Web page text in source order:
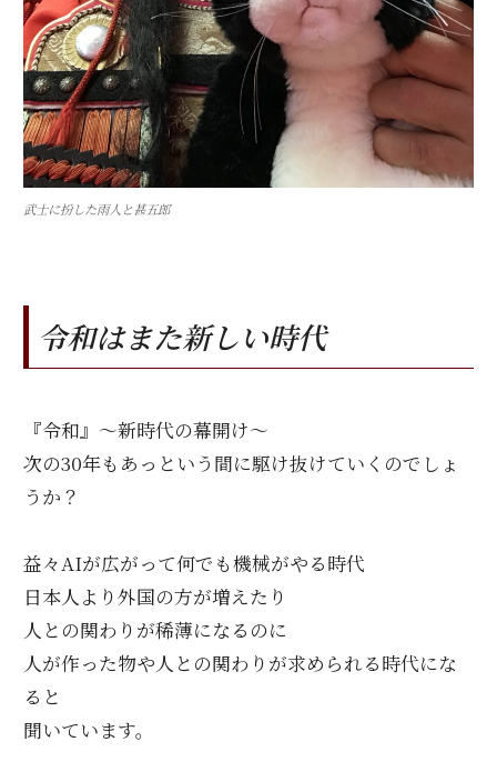
武士に扮した雨人と甚五郎
令和はまた新しい時代
『令和』～新時代の幕開け～
次の30年もあっという間に駆け抜けていくのでしょ
うか？
益々AIが広がって何でも機械がやる時代
日本人より外国の方が増えたり
人との関わりが稀薄になるのに
人が作った物や人との関わりが求められる時代にな
ると
聞いています。